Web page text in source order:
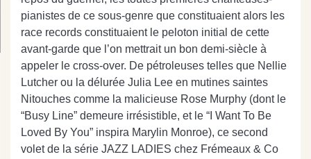
pianistes de ce sous-genre que constituaient alors les
race records constituaient le peloton initial de cette
avant-garde que l’on mettrait un bon demi-siècle à
appeler le cross-over. De pétroleuses telles que Nellie
Lutcher ou la délurée Julia Lee en mutines saintes
Nitouches comme la malicieuse Rose Murphy (dont le
“Busy Line” demeure irrésistible, et le “I Want To Be
Loved By You” inspira Marylin Monroe), ce second
volet de la série JAZZ LADIES chez Frémeaux & Co